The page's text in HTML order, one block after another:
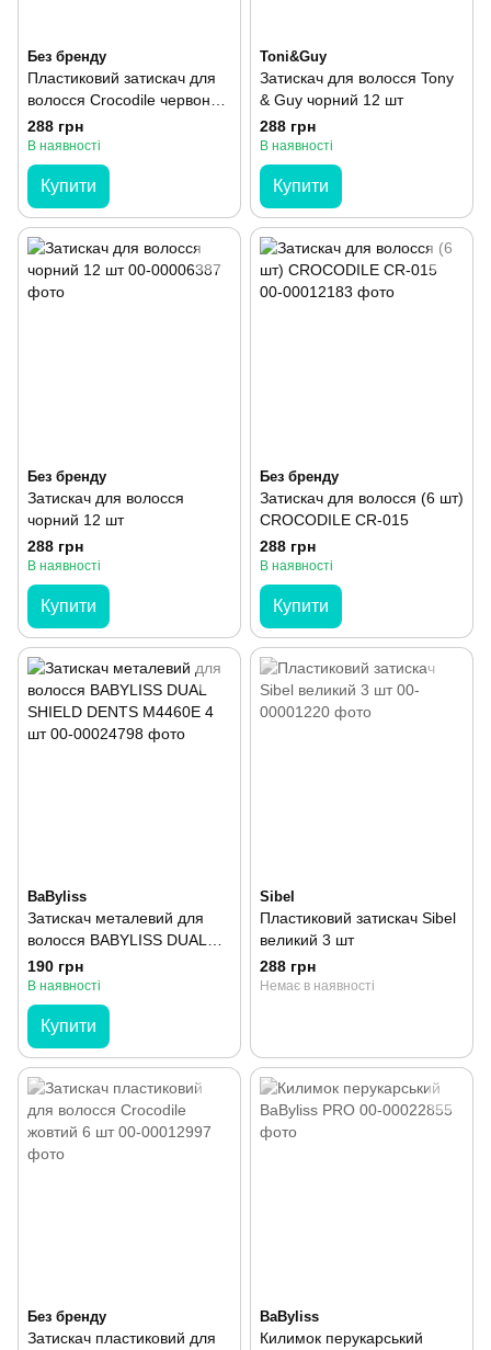
Без бренду
Пластиковий затискач для
волосся Crocodile червоний
6 шт
288 грн
В наявності
Купити
Toni&Guy
Затискач для волосся Tony
& Guy чорний 12 шт
288 грн
В наявності
Купити
Без бренду
Затискач для волосся
чорний 12 шт
288 грн
В наявності
Купити
Без бренду
Затискач для волосся (6 шт)
CROCODILE CR-015
288 грн
В наявності
Купити
BaByliss
Затискач металевий для
волосся BABYLISS DUAL
SHIELD DENTS M4460E 4
шт
190 грн
В наявності
Купити
Sibel
Пластиковий затискач Sibel
великий 3 шт
288 грн
Немає в наявності
Без бренду
Затискач пластиковий для
BaByliss
Килимок перукарський